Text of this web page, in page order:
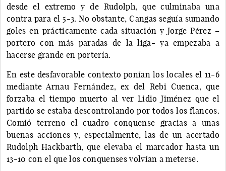
desde el extremo y de Rudolph, que culminaba una
contra para el 5-3. No obstante, Cangas seguía sumando
goles en prácticamente cada situación y Jorge Pérez –
portero con más paradas de la liga- ya empezaba a
hacerse grande en portería.
En este desfavorable contexto ponían los locales el 11-6
mediante Arnau Fernández, ex del Rebi Cuenca, que
forzaba el tiempo muerto al ver Lidio Jiménez que el
partido se estaba descontrolando por todos los flancos.
Comió terreno el cuadro conquense gracias a unas
buenas acciones y, especialmente, las de un acertado
Rudolph Hackbarth, que elevaba el marcador hasta un
13-10 con el que los conquenses volvían a meterse.